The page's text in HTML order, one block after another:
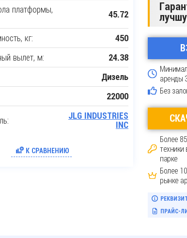
платформы, 45.72
кг: 450
вылет, м: 24.38
Дизель
22000
JLG INDUSTRIES
INC
К СРАВНЕНИЮ
аренды
Без
Более
парке
Более
рынке
ПРАЙС-